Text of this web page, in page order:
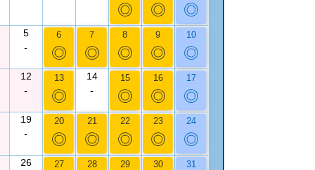
◎ ◎ ◎
5
-
6
◎
7
◎
8
◎
9
◎
10
◎
12
-
13
◎
14
-
15
◎
16
◎
17
◎
19
-
20
◎
21
◎
22
◎
23
◎
24
◎
26
27 28 29 30 31